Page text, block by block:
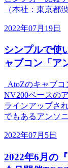
（本社：東京都
2022年07月19日
シンプルで使
ャブコン「ア
AtoZのキャブコ
NV200ベースの
ラインアップさ
でもあるアンソ
2022年07月5日
2022年6月の